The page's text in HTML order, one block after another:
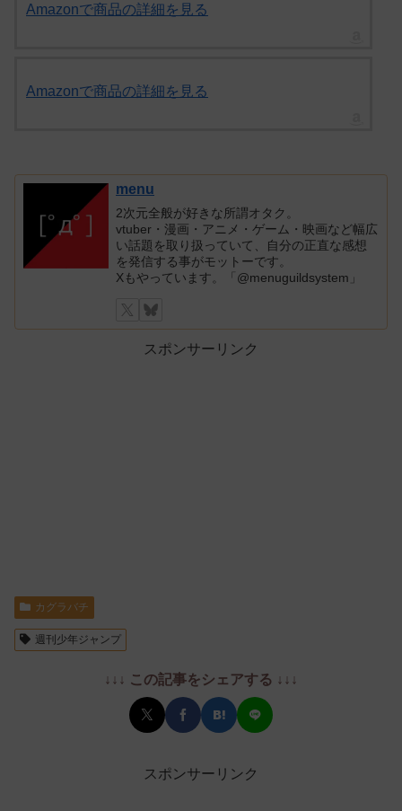
Amazonで商品の詳細を見る
Amazonで商品の詳細を見る
menu
2次元全般が好きな所謂オタク。
vtuber・漫画・アニメ・ゲーム・映画など幅広
い話題を取り扱っていて、自分の正直な感想
を発信する事がモットーです。
Xもやっています。「@menuguildsystem」
スポンサーリンク
カグラバチ
週刊少年ジャンプ
↓↓↓ この記事をシェアする ↓↓↓
スポンサーリンク